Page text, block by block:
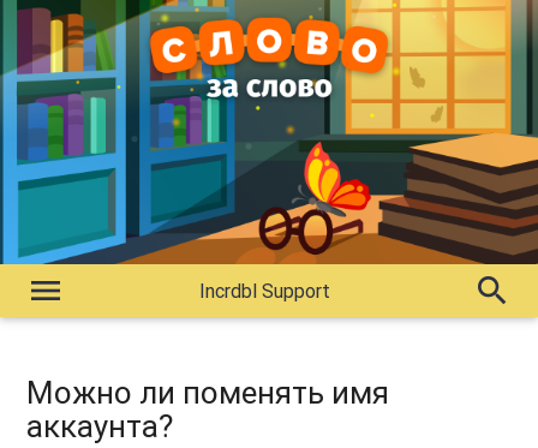
menu Incrdbl Support search
Можно ли поменять имя
аккаунта?